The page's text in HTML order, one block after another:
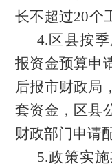
长不超过20个
4.区县按
报资金预算申
后报市财政局
套资金，区县
财政部门申请
5.政策实